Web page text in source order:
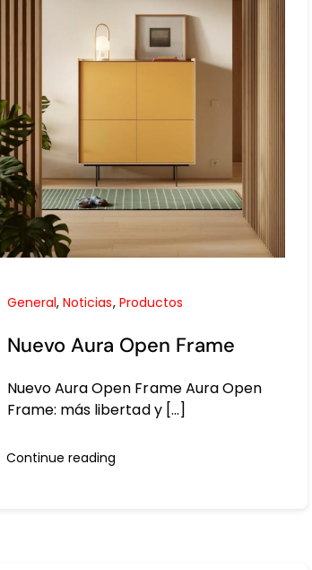
General,Noticias, Productos
Nuevo Aura Open Frame
Nuevo Aura Open Frame Aura Open
Frame: más libertad y [...]
Continue reading